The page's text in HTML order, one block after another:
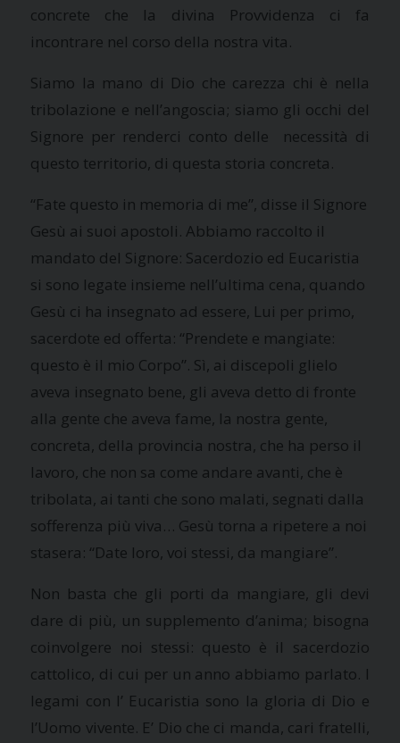
concrete che la divina Provvidenza ci fa
incontrare nel corso della nostra vita.
Siamo la mano di Dio che carezza chi è nella
tribolazione e nell’angoscia; siamo gli occhi del
Signore per renderci conto delle necessità di
questo territorio, di questa storia concreta.
“Fate questo in memoria di me”, disse il Signore
Gesù ai suoi apostoli. Abbiamo raccolto il
mandato del Signore: Sacerdozio ed Eucaristia
si sono legate insieme nell’ultima cena, quando
Gesù ci ha insegnato ad essere, Lui per primo,
sacerdote ed offerta: “Prendete e mangiate:
questo è il mio Corpo”. Sì, ai discepoli glielo
aveva insegnato bene, gli aveva detto di fronte
alla gente che aveva fame, la nostra gente,
concreta, della provincia nostra, che ha perso il
lavoro, che non sa come andare avanti, che è
tribolata, ai tanti che sono malati, segnati dalla
sofferenza più viva… Gesù torna a ripetere a noi
stasera: “Date loro, voi stessi, da mangiare”.
Non basta che gli porti da mangiare, gli devi
dare di più, un supplemento d’anima; bisogna
coinvolgere noi stessi: questo è il sacerdozio
cattolico, di cui per un anno abbiamo parlato. I
legami con l’ Eucaristia sono la gloria di Dio e
l’Uomo vivente. E’ Dio che ci manda, cari fratelli,